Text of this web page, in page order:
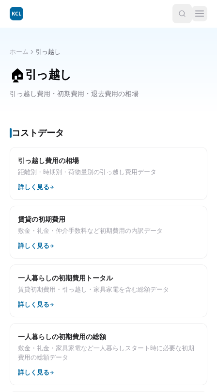
KCL
ホーム 引っ越し
🏠 引っ越し
引っ越し費用・初期費用・退去費用の相場
コストデータ
引っ越し費用の相場
距離別・時期別・荷物量別の引っ越し費用データ
詳しく見る
賃貸の初期費用
敷金・礼金・仲介手数料など初期費用の内訳データ
詳しく見る
一人暮らしの初期費用トータル
賃貸初期費用・引っ越し・家具家電を含む総額データ
詳しく見る
一人暮らしの初期費用の総額
敷金・礼金・家具家電など一人暮らしスタート時に必要な初期
費用の総額データ
詳しく見る